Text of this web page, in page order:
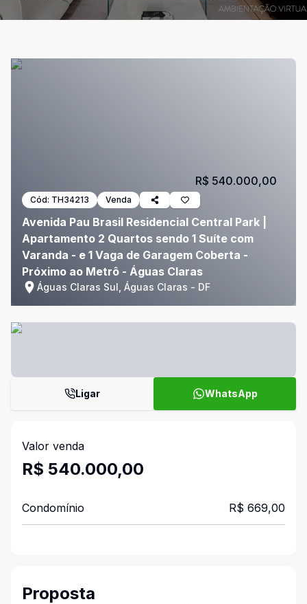
Cód: TH34213 Venda
Avenida Pau Brasil Residencial Central Park |
Apartamento 2 Quartos sendo 1 Suíte com
Varanda - e 1 Vaga de Garagem Coberta -
Próximo ao Metrô - Águas Claras
Águas Claras Sul, Águas Claras - DF
R$ 540.000,00
Ligar WhatsApp
Valor venda
R$ 540.000,00
Condomínio R$ 669,00
Proposta